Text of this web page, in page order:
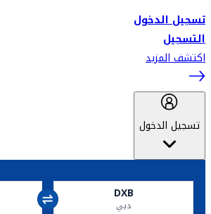
تسجيل الدخول
التسجيل
اكتشف المزيد
تسجيل الدخول
DXB
دبي